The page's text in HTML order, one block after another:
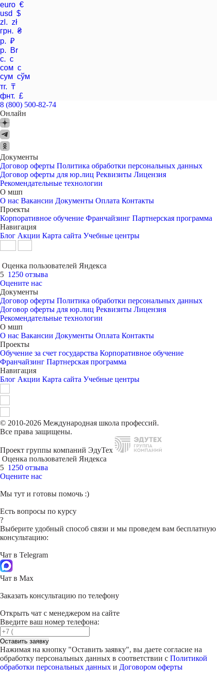
euro €
usd $
zl. zł
грн. ₴
р. ₽
р. Br
с. с
сом с
сум сўм
тг. ₸
фнт. £
8 (800) 500-82-74
Онлайн
Документы
Договор оферты Политика обработки персональных данных
Договор оферты для юр.лиц Реквизиты Лицензия
Рекомендательные технологии
О мшп
О нас Вакансии Документы Оплата Контакты
Проекты
Корпоративное обучение Франчайзинг Партнерская программа
Навигация
Блог Акции Карта сайта Учебные центры
Оценка пользователей Яндекса
5 1250 отзыва
Оцените нас
Документы
Договор оферты Политика обработки персональных данных
Договор оферты для юр.лиц Реквизиты Лицензия
Рекомендательные технологии
О мшп
О нас Вакансии Документы Оплата Контакты
Проекты
Обучение за счет государства Корпоративное обучение
Франчайзинг Партнерская программа
Навигация
Блог Акции Карта сайта Учебные центры
© 2010-2026 Международная школа профессий.
Все права защищены.
Проект группы компаний ЭдуТех
Оценка пользователей Яндекса
5 1250 отзыва
Оцените нас
Мы тут и готовы помочь :)
Есть вопросы по курсу
?
Выберите удобный способ связи и мы проведем вам бесплатную
консультацию:
Чат в Telegram
Чат в Max
Заказать консультацию по телефону
Открыть чат с менеджером на сайте
Введите ваш номер телефона:
Оставить заявку
Нажимая на кнопку "Оставить заявку", вы даете согласие на
обработку персональных данных в соответствии с Политикой
обработки персональных данных и Договором оферты